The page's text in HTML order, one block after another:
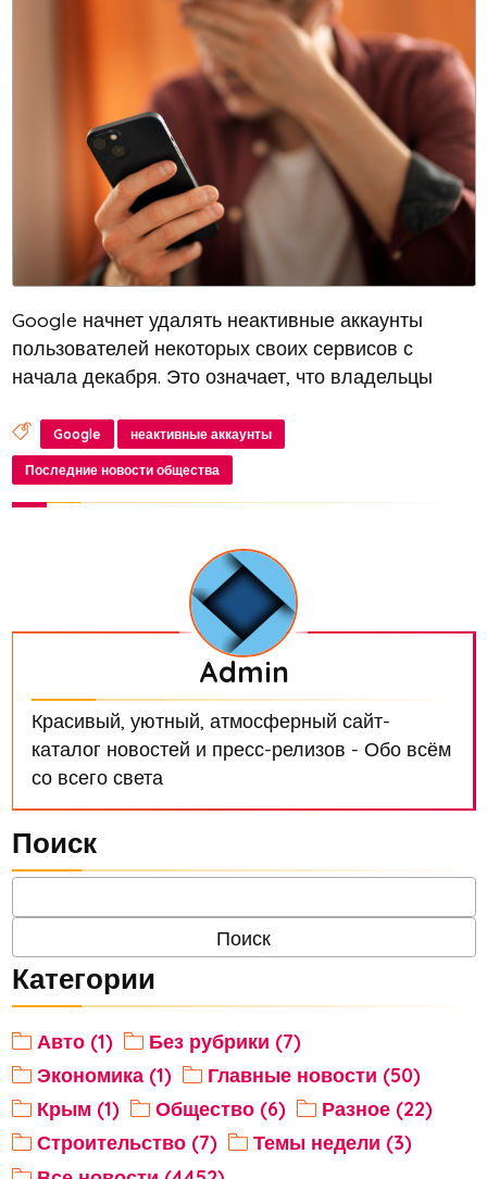
Google начнет удалять неактивные аккаунты
пользователей некоторых своих сервисов с
начала декабря. Это означает, что владельцы
Docs, хранилища Drive, планировщика Calendar и
фотохостинга Google Photos могу...
Google неактивные аккаунты
Последние новости общества
Admin
Красивый, уютный, атмосферный сайт-
каталог новостей и пресс-релизов - Обо всём
со всего света
Поиск
Категории
Авто (1)
Без рубрики (7)
Экономика (1)
Главные новости (50)
Крым (1)
Общество (6)
Разное (22)
Строительство (7)
Темы недели (3)